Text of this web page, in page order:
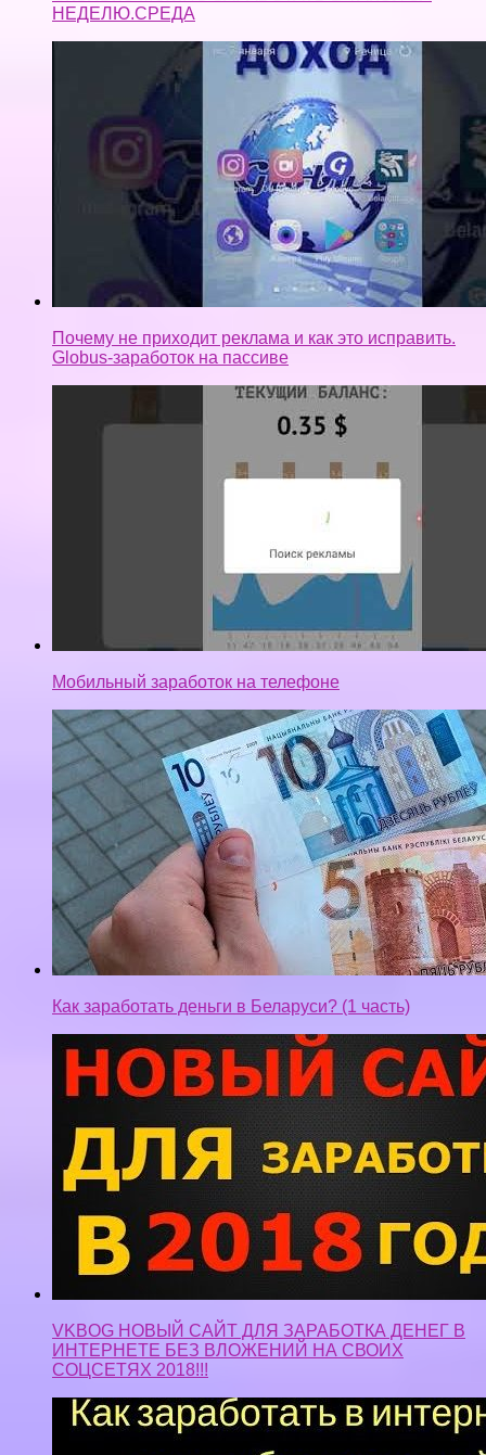
Почему не приходит реклама и как это исправить.
Globus-заработок на пассиве
Мобильный заработок на телефоне
Как заработать деньги в Беларуси? (1 часть)
VKBOG НОВЫЙ САЙТ ДЛЯ ЗАРАБОТКА ДЕНЕГ В
ИНТЕРНЕТЕ БЕЗ ВЛОЖЕНИЙ НА СВОИХ
СОЦСЕТЯХ 2018!!!